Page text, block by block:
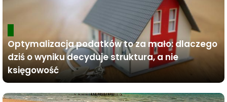
Optymalizacja podatków to za mało: dlaczego
dziś o wyniku decyduje struktura, a nie
księgowość